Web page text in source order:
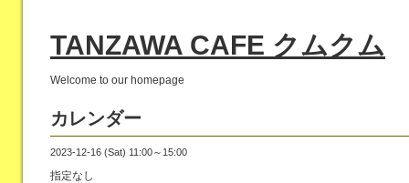
TANZAWA CAFE クムクム
Welcome to our homepage
カレンダー
2023-12-16 (Sat) 11:00～15:00
指定なし